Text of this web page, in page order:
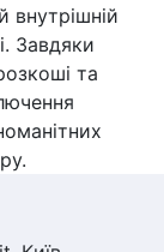
Завдяки
та